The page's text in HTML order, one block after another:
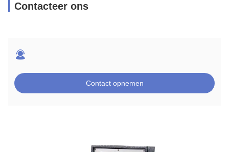
Contacteer ons
Contact opnemen